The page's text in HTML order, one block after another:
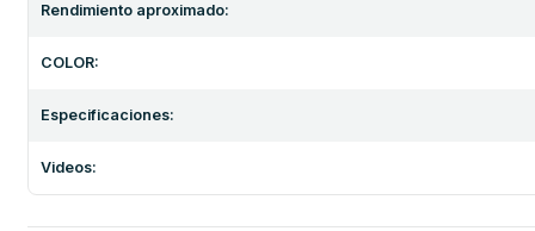
Rendimiento aproximado:
COLOR:
Especificaciones:
Videos: